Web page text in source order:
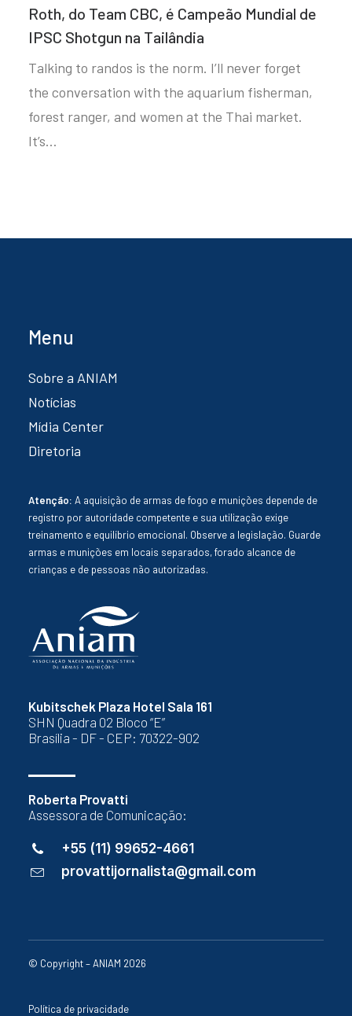
Roth, do Team CBC, é Campeão Mundial de
IPSC Shotgun na Tailândia
Talking to randos is the norm. I’ll never forget
the conversation with the aquarium fisherman,
forest ranger, and women at the Thai market.
It’s…
Kubitschek Plaza Hotel Sala 161
SHN Quadra 02 Bloco “E”
Brasília - DF - CEP: 70322-902
Roberta Provatti
Assessora de Comunicação:
+55 (11) 99652-4661
provattijornalista@gmail.com
Menu
Sobre a ANIAM
Notícias
Mídia Center
Diretoria
Atenção: A aquisição de armas de fogo e munições depende de
registro por autoridade competente e sua utilização exige
treinamento e equilíbrio emocional. Observe a legislação. Guarde
armas e munições em locais separados, forado alcance de
crianças e de pessoas não autorizadas.
© Copyright – ANIAM 2026
Política de privacidade